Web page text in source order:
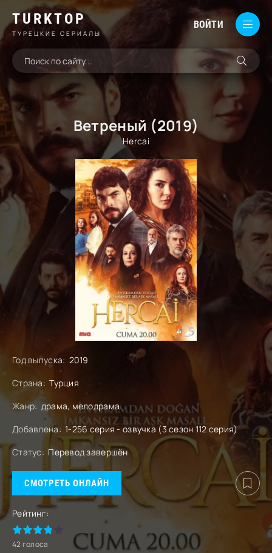
TURKTOP
ТУРЕЦКИЕ СЕРИАЛЫ
ВОЙТИ
Ветреный (2019)
Hercai
Год выпуска: 2019
Страна: Турция
Жанр: драма, мелодрама
Добавлена: 1-256 серия - озвучка (3 сезон 112 серия)
Статус: Перевод завершён
СМОТРЕТЬ ОНЛАЙН
Рейтинг:
42 голоса